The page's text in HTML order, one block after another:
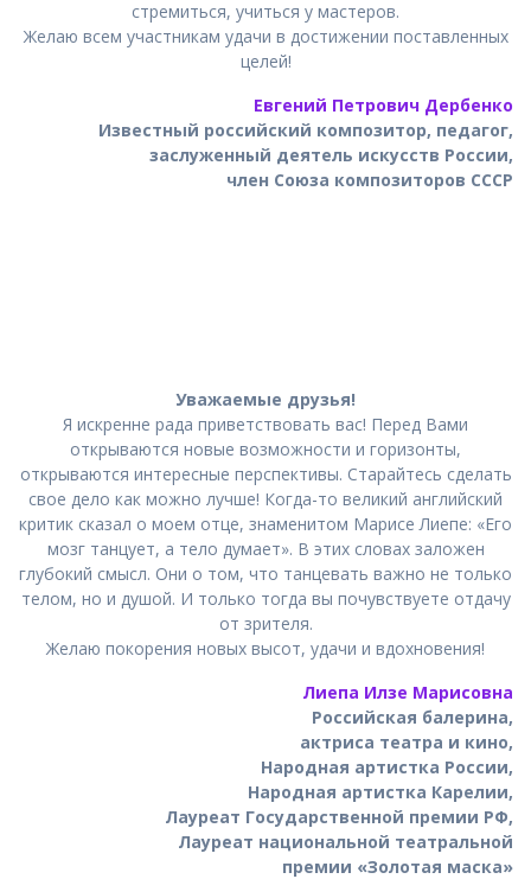
стремиться, учиться у мастеров.
Желаю всем участникам удачи в достижении поставленных
целей!
Евгений Петрович Дербенко
Известный российский композитор, педагог,
заслуженный деятель искусств России,
член Союза композиторов СССР
Уважаемые друзья!
Я искренне рада приветствовать вас! Перед Вами
открываются новые возможности и горизонты,
открываются интересные перспективы. Старайтесь сделать
свое дело как можно лучше! Когда-то великий английский
критик сказал о моем отце, знаменитом Марисе Лиепе: «Его
мозг танцует, а тело думает». В этих словах заложен
глубокий смысл. Они о том, что танцевать важно не только
телом, но и душой. И только тогда вы почувствуете отдачу
от зрителя.
Желаю покорения новых высот, удачи и вдохновения!
Лиепа Илзе Марисовна
Российская балерина,
актриса театра и кино,
Народная артистка России,
Народная артистка Карелии,
Лауреат Государственной премии РФ,
Лауреат национальной театральной
премии «Золотая маска»